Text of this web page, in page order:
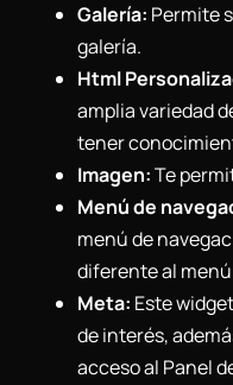
Galería: Permite
galería.
Html
amplia variedad
tener
Imagen:Te
Menú de
menú de
diferente al
Meta: Este
de interés,
acceso al Panel